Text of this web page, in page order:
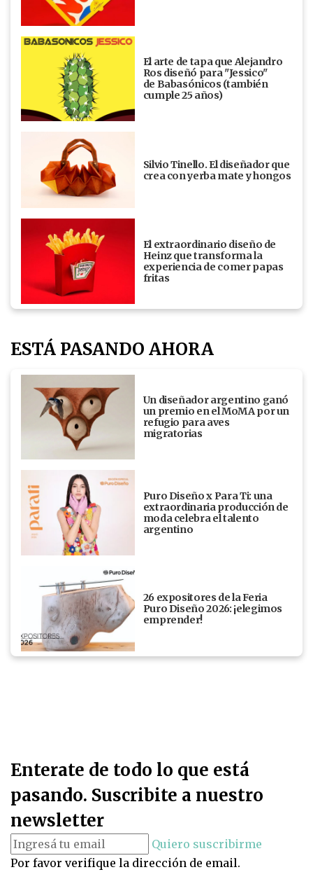
El arte de tapa que Alejandro
Ros diseñó para "Jessico"
de Babasónicos (también
cumple 25 años)
Silvio Tinello. El diseñador que
crea con yerba mate y hongos
El extraordinario diseño de
Heinz que transforma la
experiencia de comer papas
fritas
ESTÁ PASANDO AHORA
Un diseñador argentino ganó
un premio en el MoMA por un
refugio para aves
migratorias
Puro Diseño x Para Ti: una
extraordinaria producción de
moda celebra el talento
argentino
26 expositores de la Feria
Puro Diseño 2026: ¡elegimos
emprender!
Enterate de todo lo que está
pasando. Suscribite a nuestro
newsletter
Quiero suscribirme
Por favor verifique la dirección de email.